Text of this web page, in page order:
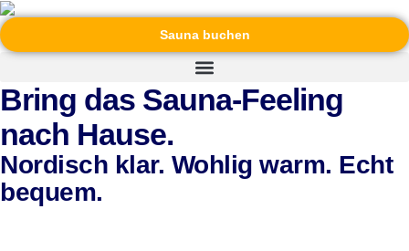
Sauna buchen
Bring das Sauna-Feeling
nach Hause.
Nordisch klar. Wohlig warm. Echt
bequem.